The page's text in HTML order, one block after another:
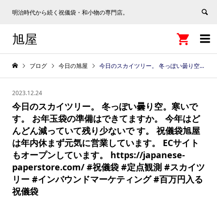
明治時代から続く祝儀袋・和小物の専門店。

旭屋 
ブログ 今日の旭屋 今日のスカイツリー。 冬っぽい曇り空。寒いです。 お年玉袋の準備はできてますか。 今年はどんどん減っていて残り少ないで す。 祝儀袋旭屋は年内休まず元気に営業しています。 ECサイトもオープンしています。 https://japanese-paperstore.com/ #祝儀袋 #定点観測 #スカイツリー #インバウンドマーケティング #百万円入る祝儀袋
2023.12.24
今日のスカイツリー。 冬っぽい曇り空。寒いで
す。 お年玉袋の準備はできてますか。 今年はど
んどん減っていて残り少ないで す。 祝儀袋旭屋
は年内休まず元気に営業しています。 ECサイト
もオープンしています。 https://japanese-
paperstore.com/ #祝儀袋 #定点観測 #スカイツ
リー #インバウンドマーケティング #百万円入る
祝儀袋